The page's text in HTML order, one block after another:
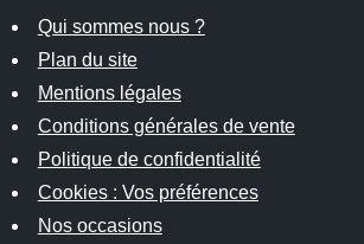
Qui sommes nous ?
Plan du site
Mentions légales
Conditions générales de vente
Politique de confidentialité
Cookies : Vos préférences
Nos occasions